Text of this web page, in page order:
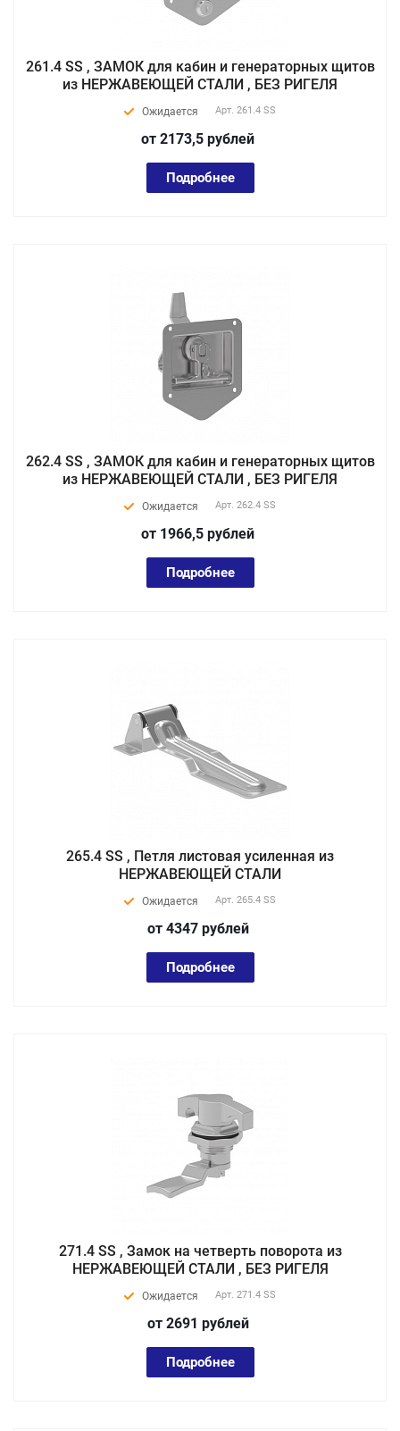
261.4 SS , ЗАМОК для кабин и генераторных щитов
из НЕРЖАВЕЮЩЕЙ СТАЛИ , БЕЗ РИГЕЛЯ
Ожидается Арт. 261.4 SS
от 2173,5 рублей
Подробнее
262.4 SS , ЗАМОК для кабин и генераторных щитов
из НЕРЖАВЕЮЩЕЙ СТАЛИ , БЕЗ РИГЕЛЯ
Ожидается Арт. 262.4 SS
от 1966,5 рублей
Подробнее
265.4 SS , Петля листовая усиленная из
НЕРЖАВЕЮЩЕЙ СТАЛИ
Ожидается Арт. 265.4 SS
от 4347 рублей
Подробнее
271.4 SS , Замок на четверть поворота из
НЕРЖАВЕЮЩЕЙ СТАЛИ , БЕЗ РИГЕЛЯ
Ожидается Арт. 271.4 SS
от 2691 рублей
Подробнее